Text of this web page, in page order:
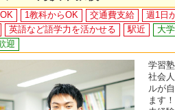
1教科からOK 交通費支給 週1日
英語など語学力を活かせる 駅近 大
迎
学習
社会
ルが
ます！